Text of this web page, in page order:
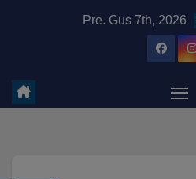
Pre. Gus 7th, 2026